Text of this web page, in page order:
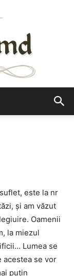
este la nr
şi am văzut
Oamenii
la miezul
Lumea se
acestea se vor
puţin